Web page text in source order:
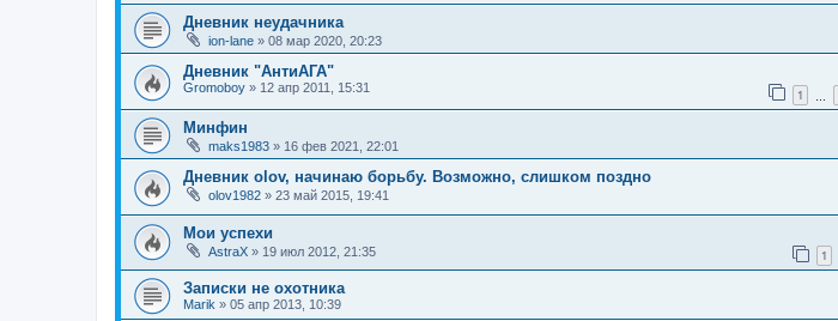
Дневник неудачника
ion-lane » 08 мар 2020, 20:23
Дневник "АнтиАГА"
Gromoboy » 12 апр 2011, 15:31 1
Минфин
maks1983 » 16 фев 2021, 22:01
Дневник olov, начинаю борьбу. Возможно, слишком поздно
olov1982 » 23 май 2015, 19:41
Мои успехи
AstraX » 19 июл 2012, 21:35 1
Записки не охотника
Marik » 05 апр 2013, 10:39